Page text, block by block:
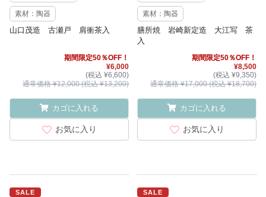
素材：陶器
山口茂造 古瀬戸 肩衝茶入
期間限定50％OFF！
¥6,000
(税込 ¥6,600)
通常価格 ¥12,000 (税込 ¥13,200)
カゴに入れる
お気に入り
素材：陶器
膳所焼 岩崎新定造 大江写 茶
入
期間限定50％OFF！
¥8,500
(税込 ¥9,350)
通常価格 ¥17,000 (税込 ¥18,700)
カゴに入れる
お気に入り
SALE SALE